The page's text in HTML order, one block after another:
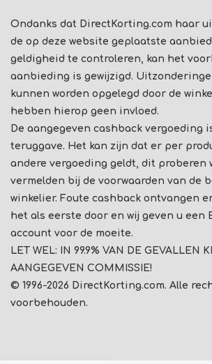
Ondanks dat DirectKorting.com haar
de op deze website geplaatste
geldigheid te controleren, kan het
aanbieding is gewijzigd.
kunnen worden opgelegd door de
hebben hierop geen invloed.
De aangegeven cashback vergoeding
teruggave. Het kan zijn dat er per
andere vergoeding geldt, dit proberen
vermelden bij de voorwaarden van de
winkelier. Foute cashback ontvangen
het als eerste door en wij geven u een
account voor de moeite.
LET WEL: IN 99.9% VAN DE GEVALLEN
AANGEGEVEN COMMISSIE!
© 1996-2026 DirectKorting.com. Alle
voorbehouden.